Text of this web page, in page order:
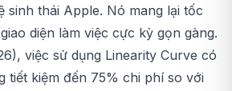
sinh thái Apple. Nó mang lại tốc
diện làm việc cực kỳ gọn gàng.
việc sử dụng Linearity Curve có
tiết kiệm đến 75% chi phí so với